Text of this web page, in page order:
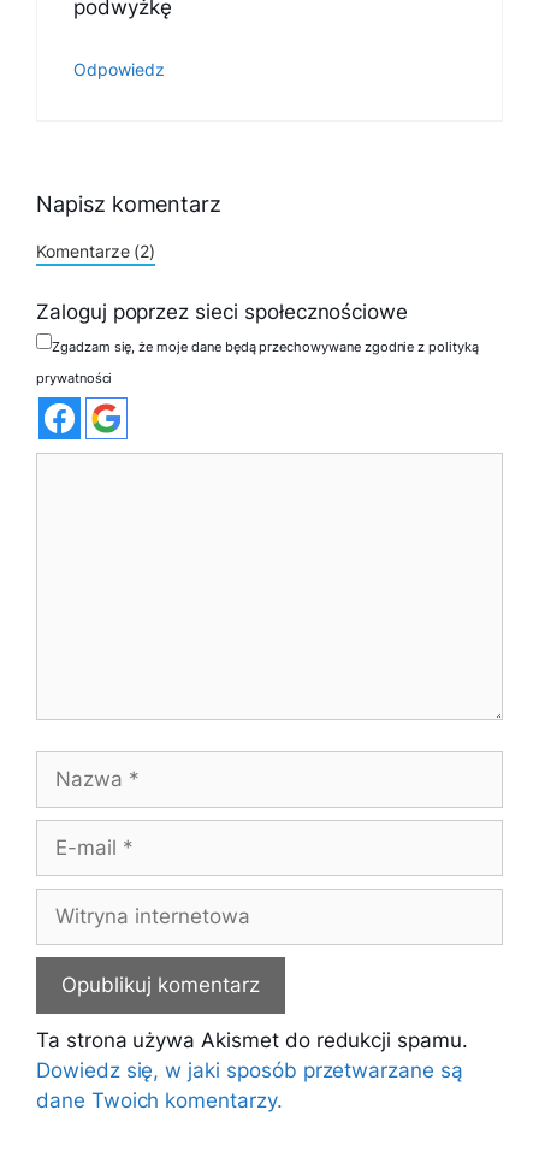
podwyżkę
Odpowiedz
Napisz komentarz
Komentarze (2)
Zaloguj poprzez sieci społecznościowe
Zgadzam się, że moje dane będą przechowywane zgodnie z polityką
prywatności
mail
internetowa
Ta strona używa Akismet do redukcji spamu.
Dowiedz się, w jaki sposób przetwarzane są
dane Twoich komentarzy.